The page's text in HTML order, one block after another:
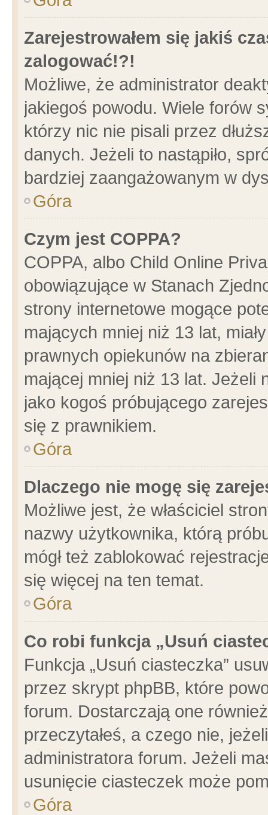
Zarejestrowałem się jakiś
zalogować!?!
Możliwe, że administrator
jakiegoś powodu. Wiele forów
którzy nic nie pisali przez
danych. Jeżeli to nastąpiło,
bardziej zaangażowanym w
Góra
Czym jest COPPA?
COPPA, albo Child Online
obowiązujące w Stanach
strony internetowe mogące
mających mniej niż 13 lat,
prawnych opiekunów na
mającej mniej niż 13 lat. Jeżeli
jako kogoś próbującego
się z prawnikiem.
Góra
Dlaczego nie mogę się
Możliwe jest, że właściciel
nazwy użytkownika, którą
mógł też zablokować
się więcej na ten temat.
Góra
Co robi funkcja „Usuń
Funkcja „Usuń ciasteczka”
przez skrypt phpBB, które
forum. Dostarczają one
przeczytałeś, a czego nie,
administratora forum. Jeżeli
usunięcie ciasteczek może
Góra